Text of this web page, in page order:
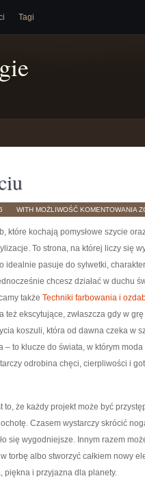
Tagi
WITH MOŻLIWOŚĆ KOMENTOWANIA
które kochają pomysłowe szycie
To strona, na której liczy się
idealnie pasuje do sylwetki,
chcesz działać w duchu
także Techniki farbowania i
też ekscytujące, zwłaszcza gdy w
koszuli, która od dawna czeka w
– to klucze do świata, w którym
odrobina chęci, cierpliwości i
że każdy projekt może być
Czasem wystarczy skrócić
się wygodniejsze. Innym razem
torbę albo stworzyć całkiem nowy
piękna i przyjazna dla planety.